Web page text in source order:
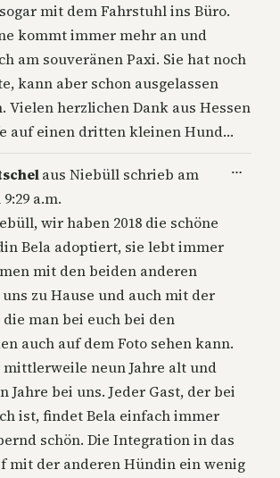
mit dem Fahrstuhl ins Büro.
kommt immer mehr an und
am souveränen Paxi. Sie hat noch
kann aber schon ausgelassen
Vielen herzlichen Dank aus Hessen
auf einen dritten kleinen Hund…
aus Niebüll schrieb am
9:29 a.m.
wir haben 2018 die schöne
Bela adoptiert, sie lebt immer
mit den beiden anderen
zu Hause und auch mit der
man bei euch bei den
auch auf dem Foto sehen kann.
neun Jahre alt und
Jahre bei uns. Jeder Gast, der bei
ist, findet Bela einfach immer
schön. Die Integration in das
mit der anderen Hündin ein wenig
…